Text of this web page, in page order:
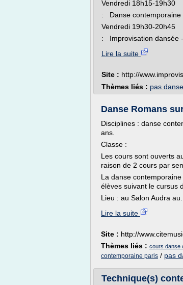
Vendredi 18h15-19h30
: Danse contemporaine
Vendredi 19h30-20h45
: Improvisation dansée -
Lire la suite
Site : http://
Thèmes liés : pas
Danse Romans
Disciplines : danse
ans.
Classe :
Les cours sont ouverts
raison de 2 cours par
La danse
élèves suivant le cursus
Lieu : au Salon Audra au...
Lire la suite
Site : http://
Thèmes liés : cours danse
contemporaine paris / pas
Technique(s)